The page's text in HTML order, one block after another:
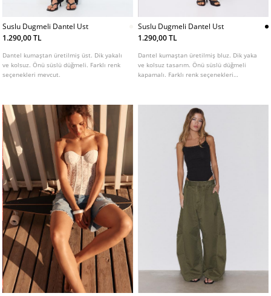
Suslu Dugmeli Dantel Ust
1.290,00 TL
Dantel kumaştan üretilmiş üst. Dik yakalı
ve kolsuz. Önü süslü düğmeli. Farklı renk
seçenekleri mevcut.
Suslu Dugmeli Dantel Ust
1.290,00 TL
Dantel kumaştan üretilmiş bluz. Dik yaka
ve kolsuz tasarım. Önü süslü düğmeli
kapamalı. Farklı renk seçenekleri